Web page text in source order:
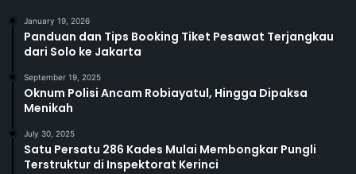
January 19, 2026
Panduan dan Tips Booking Tiket Pesawat Terjangkau
dari Solo ke Jakarta
September 19, 2025
Oknum Polisi Ancam Robiayatul, Hingga Dipaksa
Menikah
July 30, 2025
Satu Persatu 286 Kades Mulai Membongkar Pungli
Terstruktur di Inspektorat Kerinci